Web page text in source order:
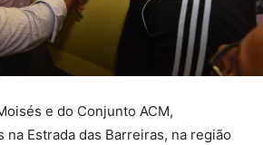
e do Conjunto ACM,
na Estrada das Barreiras, na região